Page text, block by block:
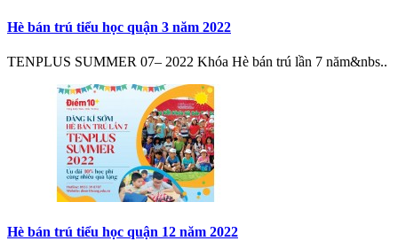
Hè bán trú tiểu học quận 3 năm 2022
TENPLUS SUMMER 07– 2022 Khóa Hè bán trú lần 7 năm&nbs..
Hè bán trú tiểu học quận 12 năm 2022